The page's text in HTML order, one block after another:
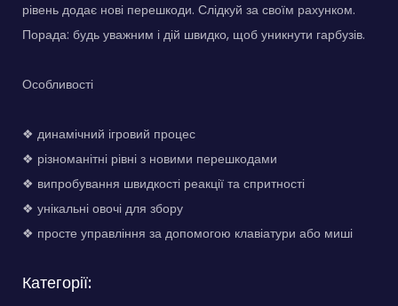
рівень додає нові перешкоди. Слідкуй за своїм рахунком.
Порада: будь уважним і дій швидко, щоб уникнути гарбузів.
Особливості
❖ динамічний ігровий процес
❖ різноманітні рівні з новими перешкодами
❖ випробування швидкості реакції та спритності
❖ унікальні овочі для збору
❖ просте управління за допомогою клавіатури або миші
Категорії: